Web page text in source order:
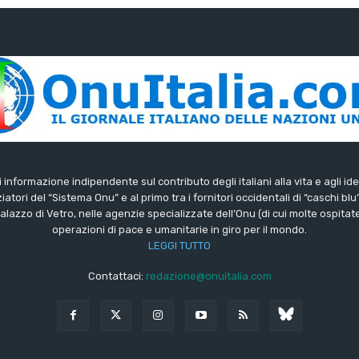
informazione indipendente sul contributo degli italiani alla vita e agli
del “Sistema Onu” e al primo tra i fornitori occidentali di “caschi
di Vetro, nelle agenzie specializzate dell’Onu (di cui molte
operazioni di pace e umanitarie in giro per il mondo.
LEGGI TUTTO
Contattaci: redazione@onuitalia.com